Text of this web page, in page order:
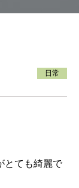
日常
とても綺麗で